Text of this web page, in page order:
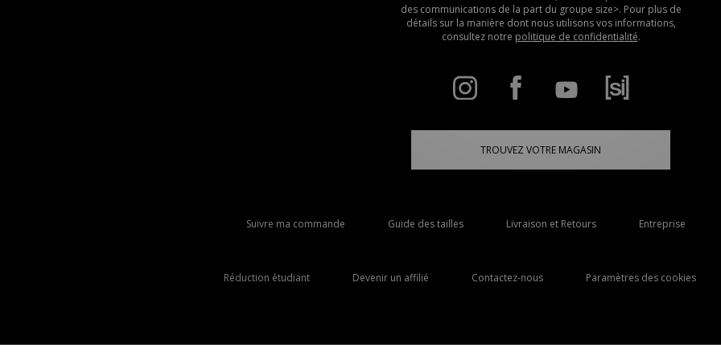
des communications de la part du groupe size>. Pour plus de
détails sur la manière dont nous utilisons vos informations,
consultez notre politique de confidentialité.
TROUVEZ VOTRE MAGASIN
Suivre ma commande Guide des tailles Livraison et Retours Entreprise
Réduction étudiant Devenir un affilié Contactez-nous Paramètres des cookies